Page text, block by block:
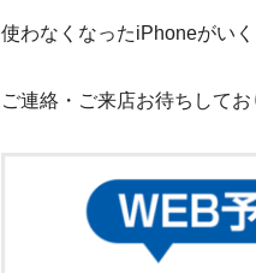
使わなくなったiPhoneがいく
ご連絡・ご来店お待ちしてお